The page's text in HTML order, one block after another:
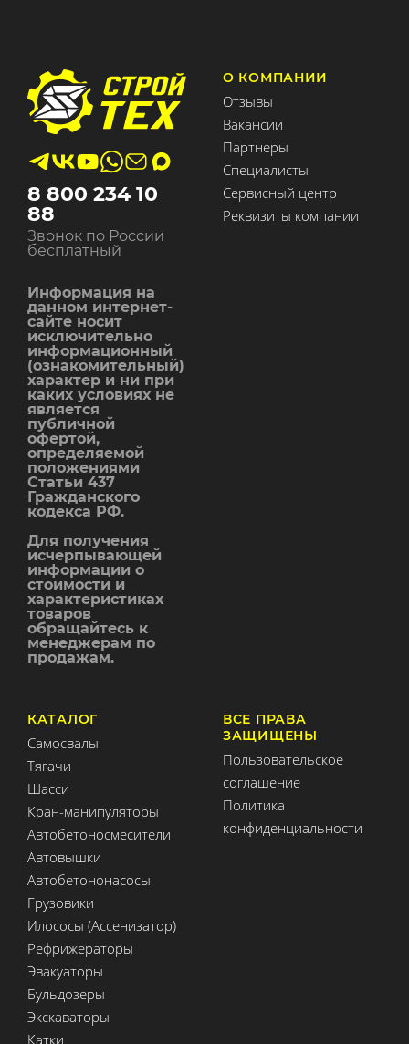
8 800 234 10
88
Звонок по России
бесплатный
Информация на
данном интернет-
сайте носит
исключительно
информационный
(ознакомительный)
характер и ни при
каких условиях не
является
публичной
офертой,
определяемой
положениями
Статьи 437
Гражданского
кодекса РФ.
Для получения
исчерпывающей
информации о
стоимости и
характеристиках
товаров
обращайтесь к
менеджерам по
продажам.
О КОМПАНИИ
Отзывы
Вакансии
Партнеры
Специалисты
Сервисный центр
Реквизиты компании
КАТАЛОГ
Самосвалы
Тягачи
Шасси
Кран-манипуляторы
Автобетоносмесители
Автовышки
Автобетононасосы
Грузовики
Илососы (Ассенизатор)
Рефрижераторы
Эвакуаторы
Бульдозеры
Экскаваторы
Катки
ВСЕ ПРАВА
ЗАЩИЩЕНЫ
Пользовательское
соглашение
Политика
конфиденциальности